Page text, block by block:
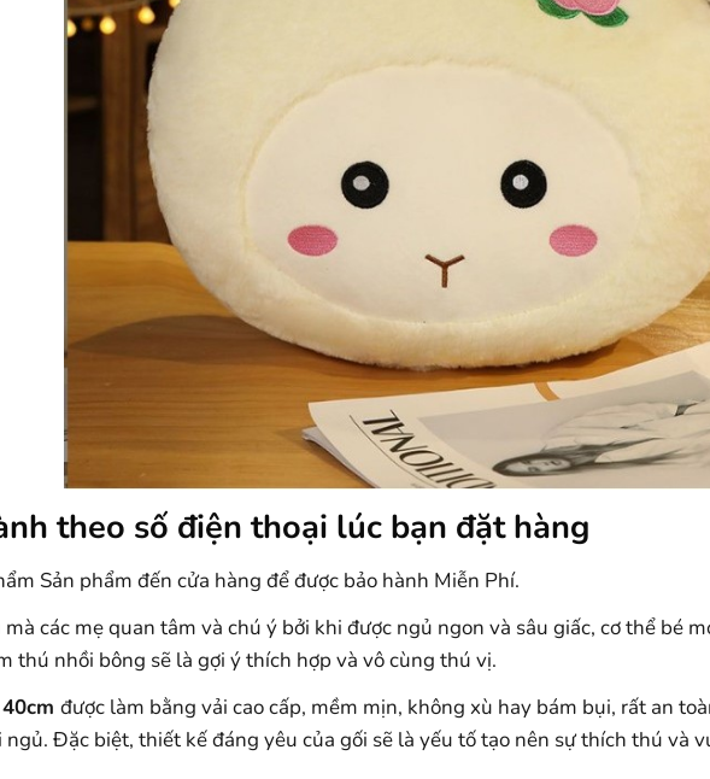
theo số điện thoại lúc bạn đặt hàng
Sản phẩm đến cửa hàng để được bảo hành Miễn Phí.
các mẹ quan tâm và chú ý bởi khi được ngủ ngon và sâu giấc, cơ thể bé
thú nhồi bông sẽ là gợi ý thích hợp và vô cùng thú vị.
được làm bằng vải cao cấp, mềm mịn, không xù hay bám bụi, rất an
Đặc biệt, thiết kế đáng yêu của gối sẽ là yếu tố tạo nên sự thích thú và